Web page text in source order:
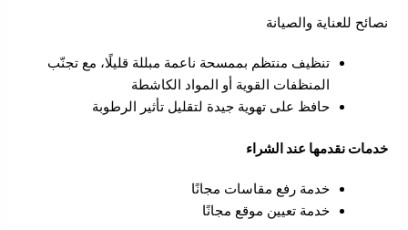
نصائح للعناية والصيانة
تنظيف منتظم بممسحة ناعمة مبللة قليلًا، مع تجنّب
المنظفات القوية أو المواد الكاشطة
حافظ على تهوية جيدة لتقليل تأثير الرطوبة
خدمات نقدمها عند الشراء
خدمة رفع مقاسات مجانًا
خدمة تعيين موقع مجانًا